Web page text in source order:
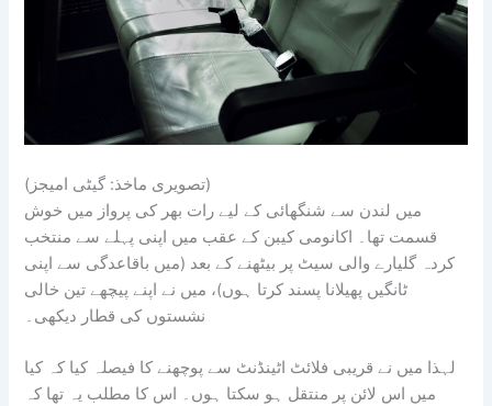
(تصویری ماخذ: گیٹی امیجز)
میں لندن سے شنگھائی کے لیے رات بھر کی پرواز میں خوش
قسمت تھا۔ اکانومی کیبن کے عقب میں اپنی پہلے سے منتخب
کردہ گلیارے والی سیٹ پر بیٹھنے کے بعد (میں باقاعدگی سے اپنی
ٹانگیں پھیلانا پسند کرتا ہوں)، میں نے اپنے پیچھے تین خالی
نشستوں کی قطار دیکھی۔
لہذا میں نے قریبی فلائٹ اٹینڈنٹ سے پوچھنے کا فیصلہ کیا کہ کیا
میں اس لائن پر منتقل ہو سکتا ہوں۔ اس کا مطلب یہ تھا کہ